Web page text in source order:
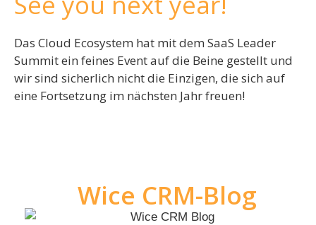
Das Cloud Ecosystem hat mit dem SaaS Leader
Summit ein feines Event auf die Beine gestellt und
wir sind sicherlich nicht die Einzigen, die sich auf
eine Fortsetzung im nächsten Jahr freuen!
Wice CRM-Blog